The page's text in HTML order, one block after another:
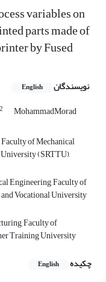
variables on
parts made of
by Fused
نویسندگان English
2 MohammadMorad
of Mechanical
(SRTTU),
Engineering, Faculty of
Vocational University
Faculty of
Training University
چکیده
English